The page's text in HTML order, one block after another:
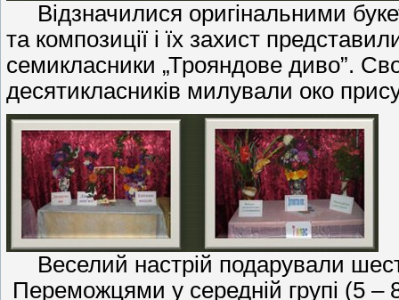
Відзначилися оригінальними
та композиції і їх захист
семикласники „Трояндове диво”.
десятикласників милували око
Веселий настрій подарували
Переможцями у середній групі (5 –